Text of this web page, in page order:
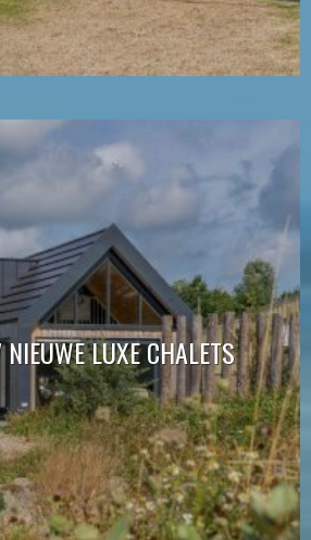
LUXE CHALETS